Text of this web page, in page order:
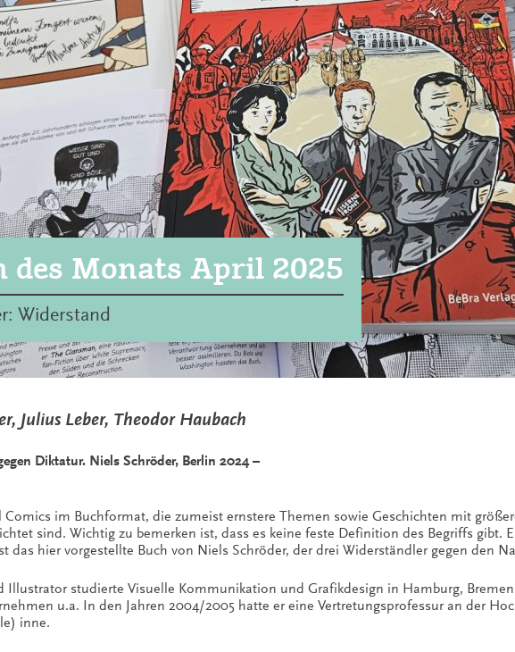
des Monats April 2025
Widerstand
Julius Leber, Theodor Haubach
Diktatur. Niels Schröder, Berlin 2024 –
im Buchformat, die zumeist ernstere Themen sowie Geschichten mit
sind. Wichtig zu bemerken ist, dass es keine feste Definition des Begriffs gibt.
das hier vorgestellte Buch von Niels Schröder, der drei Widerständler gegen den
Illustrator studierte Visuelle Kommunikation und Grafikdesign in Hamburg,
u.a. In den Jahren 2004/2005 hatte er eine Vertretungsprofessur an der
inne.